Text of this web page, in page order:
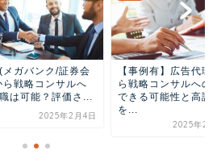
メガバンク/証券会
ら戦略コンサルへ
は可能？評価さ...
2025年2月4日
【事例有】広告代理
ら戦略コンサルへの
できる可能性と高評
を...
2025年2